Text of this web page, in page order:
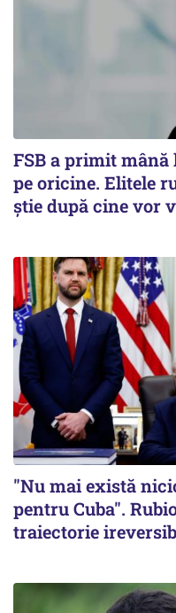
FSB a primit
pe oricine. Elitele
știe după cine vor
"Nu mai există
pentru Cuba".
traiectorie